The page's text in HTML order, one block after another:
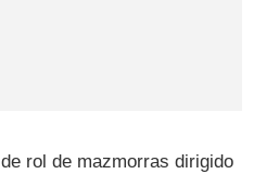
rol de mazmorras dirigido